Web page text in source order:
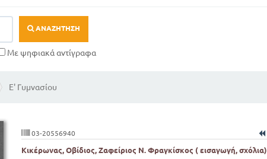
ΑΝΑΖΉΤΗΣΗ
Με ψηφιακά αντίγραφα
Ε' Γυμνασίου
03-20556940
Κικέρωνας, Οβίδιος, Ζαφείριος Ν. Φραγκίσκος ( εισαγωγή, σχόλια)